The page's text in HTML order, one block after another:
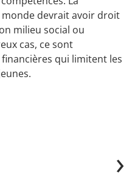
devrait avoir droit
milieu social ou
cas, ce sont
qui limitent les
›